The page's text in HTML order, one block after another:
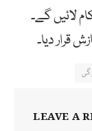
لائیں گے۔
قرار دیا۔
LEAVE A